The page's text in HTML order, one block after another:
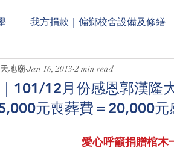
我方捐款｜偏鄉校舍設備及修繕
一口/大德名單公告 每月定期收到
蠟燭 玄人勉語 法會/活動/
｜101/12月份感恩郭漢隆
元喪葬費＝20,000
地廟 Jan 16, 2013 2 min read
愛心呼籲捐贈棺木